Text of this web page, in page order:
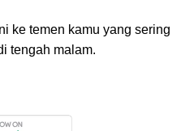
ke temen kamu yang sering
tengah malam.